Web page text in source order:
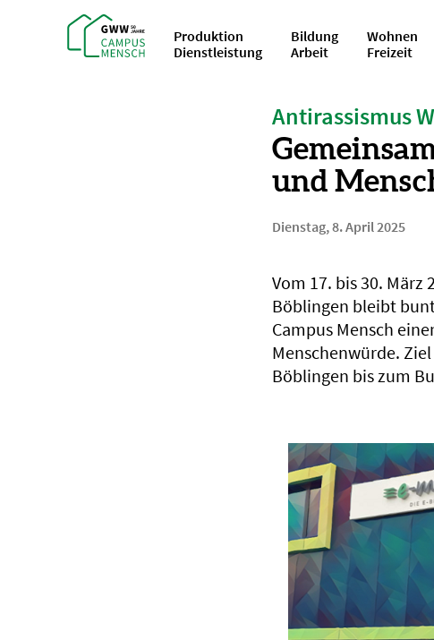
Produktion
Dienstleistung
Bildung
Arbeit
Wohnen
Freizeit
Antirassismus
und
Dienstag, 8. April 2025
Vom 17. bis 30. März
Böblingen bleibt
Campus Mensch
Menschenwürde.
Böblingen bis zum